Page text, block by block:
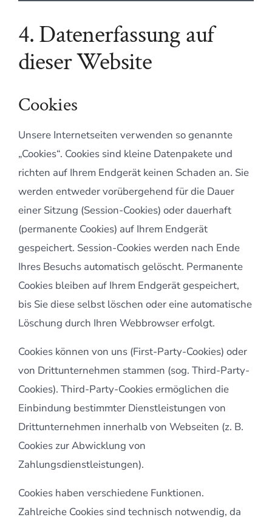
4. Datenerfassung auf
dieser Website
Cookies
Unsere Internetseiten verwenden so genannte
„Cookies“. Cookies sind kleine Datenpakete und
richten auf Ihrem Endgerät keinen Schaden an. Sie
werden entweder vorübergehend für die Dauer
einer Sitzung (Session-Cookies) oder dauerhaft
(permanente Cookies) auf Ihrem Endgerät
gespeichert. Session-Cookies werden nach Ende
Ihres Besuchs automatisch gelöscht. Permanente
Cookies bleiben auf Ihrem Endgerät gespeichert,
bis Sie diese selbst löschen oder eine automatische
Löschung durch Ihren Webbrowser erfolgt.
Cookies können von uns (First-Party-Cookies) oder
von Drittunternehmen stammen (sog. Third-Party-
Cookies). Third-Party-Cookies ermöglichen die
Einbindung bestimmter Dienstleistungen von
Drittunternehmen innerhalb von Webseiten (z. B.
Cookies zur Abwicklung von
Zahlungsdienstleistungen).
Cookies haben verschiedene Funktionen.
Zahlreiche Cookies sind technisch notwendig, da